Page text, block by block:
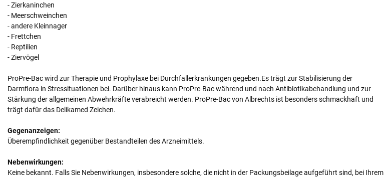
- Zierkaninchen
- Meerschweinchen
- andere Kleinnager
- Frettchen
- Reptilien
- Ziervögel
ProPre-Bac wird zur Therapie und Prophylaxe bei Durchfallerkrankungen gegeben.Es trägt zur Stabilisierung der
Darmflora in Stressituationen bei. Darüber hinaus kann ProPre-Bac während und nach Antibiotikabehandlung und zur
Stärkung der allgemeinen Abwehrkräfte verabreicht werden. ProPre-Bac von Albrechts ist besonders schmackhaft und
trägt dafür das Delikamed Zeichen.
Gegenanzeigen:
Überempfindlichkeit gegenüber Bestandteilen des Arzneimittels.
Nebenwirkungen:
Keine bekannt. Falls Sie Nebenwirkungen, insbesondere solche, die nicht in der Packungsbeilage aufgeführt sind, bei Ihrem